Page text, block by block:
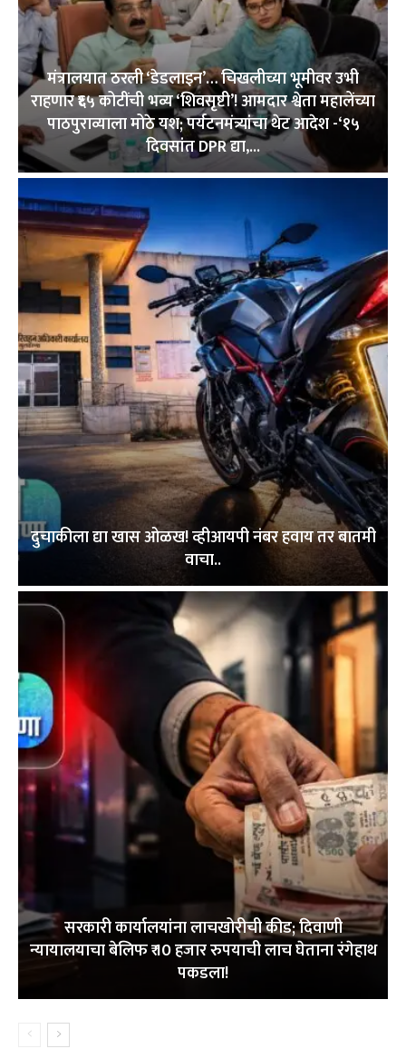
मंत्रालयात ठरली ‘डेडलाइन’… चिखलीच्या भूमीवर उभी
राहणार ₹६५ कोटींची भव्य ‘शिवसृष्टी’! आमदार श्वेता महालेंच्या
पाठपुराव्याला मोठे यश; पर्यटनमंत्र्यांचा थेट आदेश -‘१५
दिवसांत DPR द्या,...
दुचाकीला द्या खास ओळख! व्हीआयपी नंबर हवाय तर बातमी
वाचा..
सरकारी कार्यालयांना लाचखोरीची कीड; दिवाणी
न्यायालयाचा बेलिफ ₹ 10 हजार रुपयाची लाच घेताना रंगेहाथ
पकडला!